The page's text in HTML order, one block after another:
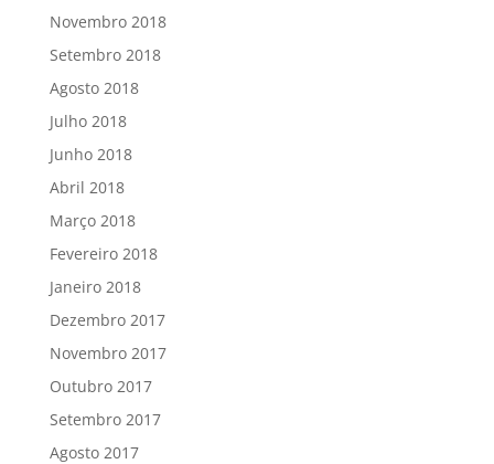
Novembro 2018
Setembro 2018
Agosto 2018
Julho 2018
Junho 2018
Abril 2018
Março 2018
Fevereiro 2018
Janeiro 2018
Dezembro 2017
Novembro 2017
Outubro 2017
Setembro 2017
Agosto 2017